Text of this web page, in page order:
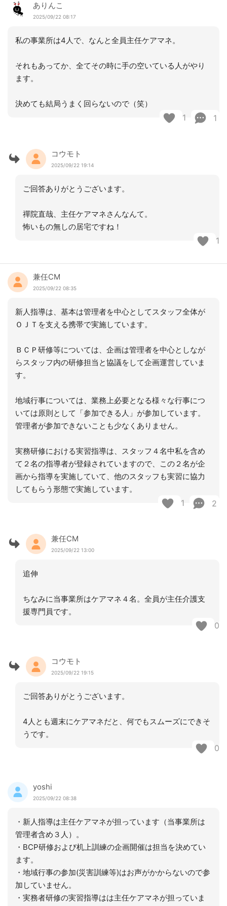
ありんこ
2025/09/22 08:17
私の事業所は4人で、なんと全員主任ケアマネ。
それもあってか、全てその時に手の空いている人がやり
ます。
決めても結局うまく回らないので（笑）
1 1
コウモト
2025/09/22 19:14
ご回答ありがとうございます。
禪院直哉、主任ケアマネさんなんて。
怖いもの無しの居宅ですね！
1
兼任CM
2025/09/22 08:35
新人指導は、基本は管理者を中心としてスタッフ全体が
ＯＪＴを支える携帯で実施しています。
ＢＣＰ研修等については、企画は管理者を中心としなが
らスタッフ内の研修担当と協議をして企画運営していま
す。
地域行事については、業務上必要となる様々な行事につ
いては原則として「参加できる人」が参加しています。
管理者が参加できないことも少なくありません。
実務研修における実習指導は、スタッフ４名中私を含め
て２名の指導者が登録されていますので、この２名が企
画から指導を実施していて、他のスタッフも実習に協力
してもらう形態で実施しています。
1 2
兼任CM
2025/09/22 13:00
追伸
ちなみに当事業所はケアマネ４名。全員が主任介護支
援専門員です。
0
コウモト
2025/09/22 19:15
ご回答ありがとうございます。
4人とも週末にケアマネだと、何でもスムーズにできそ
うです。
0
yoshi
2025/09/22 08:38
・新人指導は主任ケアマネが担っています（当事業所は
管理者含め３人）。
・BCP研修および机上訓練の企画開催は担当を決めてい
ます。
・地域行事の参加(災害訓練等)はお声がかからないので参
加していません。
・実務者研修の実習指導はは主任ケアマネが担っていま